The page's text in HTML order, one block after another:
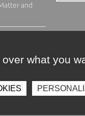
and
what you